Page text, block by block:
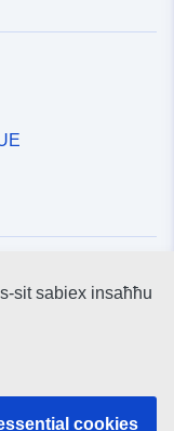
sit sabiex insaħħu
cookies